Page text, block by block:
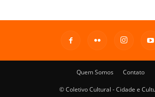
Quem Somos Contato
© Coletivo Cultural - Cidade e